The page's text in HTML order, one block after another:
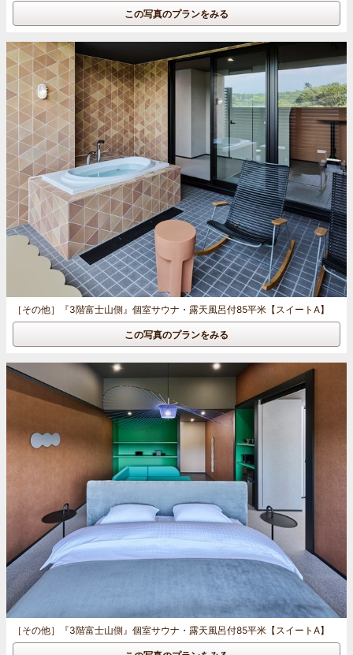
この写真のプランをみる
［その他］ 『3階富士山側』個室サウナ・露天風呂付85平米【スイートA】
この写真のプランをみる
［その他］ 『3階富士山側』個室サウナ・露天風呂付85平米【スイートA】